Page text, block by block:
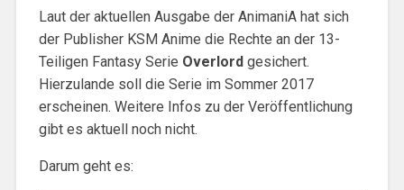
Laut der aktuellen Ausgabe der AnimaniA hat sich
der Publisher KSM Anime die Rechte an der 13-
Teiligen Fantasy Serie Overlordgesichert.
Hierzulande soll die Serie im Sommer 2017
erscheinen. Weitere Infos zu der Veröffentlichung
gibt es aktuell noch nicht.
Darum geht es: